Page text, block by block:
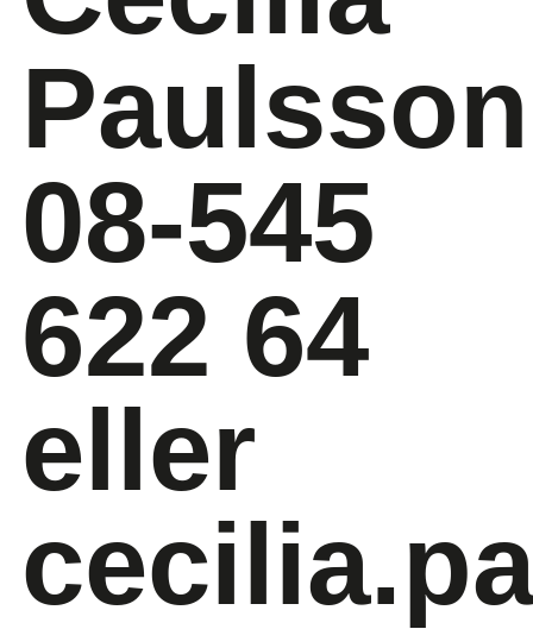
Paulsson
08-545
622 64
eller